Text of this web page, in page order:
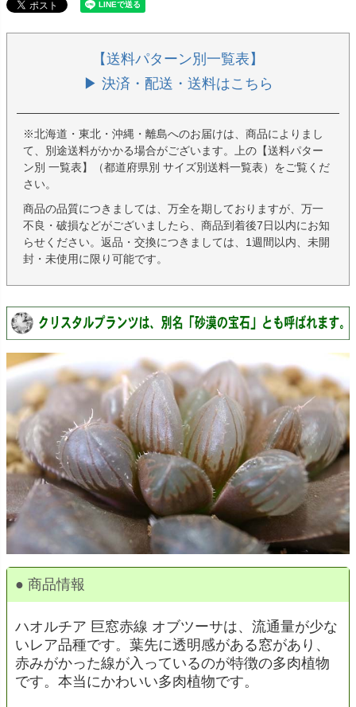
【送料パターン別一覧表】
▶ 決済・配送・送料はこちら
※北海道・東北・沖縄・離島へのお届けは、商品によりまし
て、別途送料がかかる場合がございます。上の【送料パター
ン別 一覧表】（都道府県別 サイズ別送料一覧表）をご覧くだ
さい。
商品の品質につきましては、万全を期しておりますが、万一
不良・破損などがございましたら、商品到着後7日以内にお知
らせください。返品・交換につきましては、1週間以内、未開
封・未使用に限り可能です。
● 商品情報
ハオルチア 巨窓赤線 オブツーサは、流通量が少な
いレア品種です。葉先に透明感がある窓があり、
赤みがかった線が入っているのが特徴の多肉植物
です。本当にかわいい多肉植物です。